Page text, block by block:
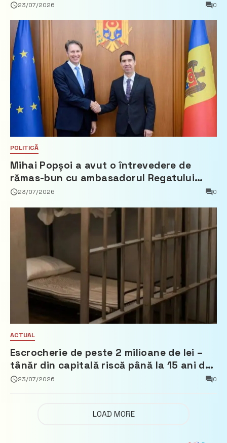
23/07/2026 0
POLITICĂ
Mihai Popșoi a avut o întrevedere de
rămas-bun cu ambasadorul Regatului
Țărilor de Jos, Fred Duijn
23/07/2026 0
ACTUAL
Escrocherie de peste 2 milioane de lei –
tânăr din capitală riscă până la 15 ani de
închisoare
23/07/2026 0
LOAD MORE